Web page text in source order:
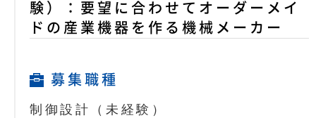
験）：要望に合わせてオーダーメイ
ドの産業機器を作る機械メーカー
募集職種
制御設計（未経験）